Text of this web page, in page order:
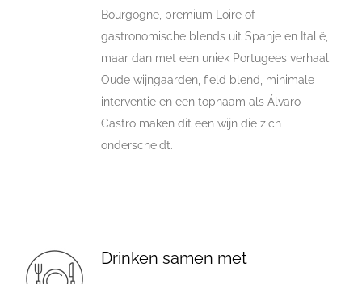
Bourgogne, premium Loire of
gastronomische blends uit Spanje en Italië,
maar dan met een uniek Portugees verhaal.
Oude wijngaarden, field blend, minimale
interventie en een topnaam als Álvaro
Castro maken dit een wijn die zich
onderscheidt.
Drinken samen met